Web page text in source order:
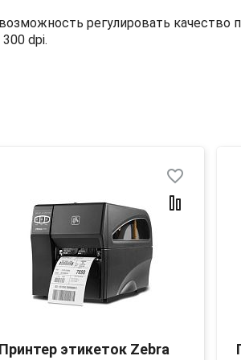
регулировать качество
300 dpi.
Принтер этикеток Zebra
favorite_border